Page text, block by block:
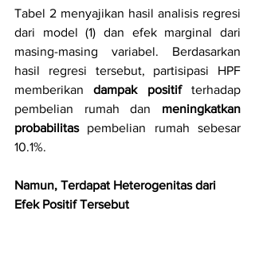
Tabel 2 menyajikan hasil analisis regresi
dari model (1) dan efek marginal dari
masing-masing variabel. Berdasarkan
hasil regresi tersebut, partisipasi HPF
memberikan dampak positif terhadap
pembelian rumah dan meningkatkan
probabilitas pembelian rumah sebesar
10.1%.
Namun, Terdapat Heterogenitas dari
Efek Positif Tersebut